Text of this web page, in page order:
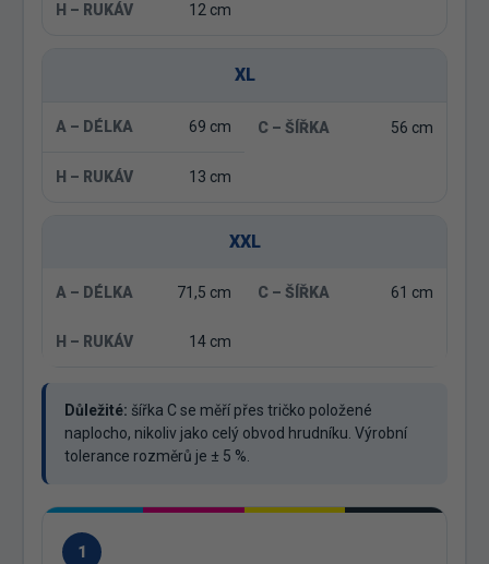
12 cm
XL
69 cm 56 cm
13 cm
XXL
71,5 cm 61 cm
14 cm
Důležité: šířka C se měří přes tričko položené
naplocho, nikoliv jako celý obvod hrudníku. Výrobní
tolerance rozměrů je ± 5 %.
1